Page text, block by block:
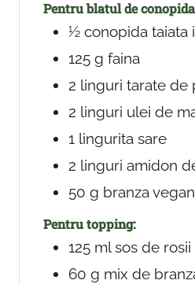
Pentru blatul de
½ conopida taiata
125 g faina
2 linguri tarate de
2 linguri ulei de
1 lingurita sare
2 linguri amidon
50 g branza
Pentru topping:
125 ml sos de rosii
60 g mix de